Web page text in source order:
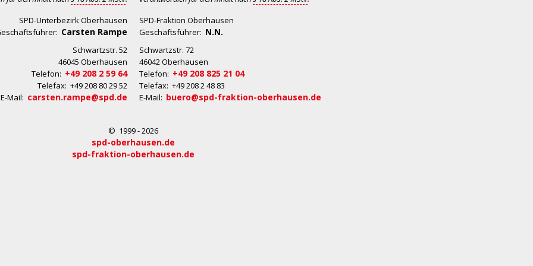
SPD-Unterbezirk Oberhausen
Carsten Rampe
Schwartzstr. 52
46045 Oberhausen
Telefon: +49 208 2 59 64
Telefax: +49 208 80 29 52
E-Mail: carsten.rampe@spd.de
SPD-Fraktion Oberhausen
Geschäftsführer: N.N.
Schwartzstr. 72
46042 Oberhausen
Telefon: +49 208 825 21 04
Telefax: +49 208 2 48 83
E-Mail: buero@spd-fraktion-oberhausen.de
© 1999 - 2026
spd-oberhausen.de
spd-fraktion-oberhausen.de